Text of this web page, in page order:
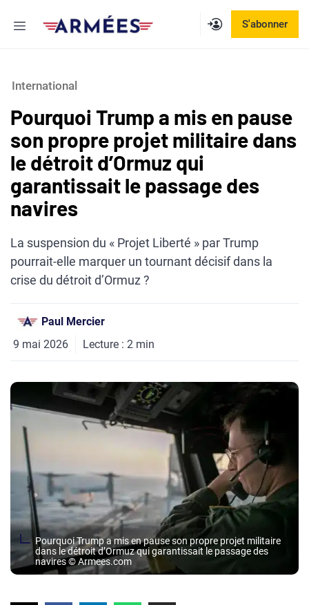
S'abonner
Menu
International
Pourquoi Trump a mis en pause
son propre projet militaire dans
le détroit d’Ormuz qui
garantissait le passage des
navires
La suspension du « Projet Liberté » par Trump
pourrait-elle marquer un tournant décisif dans la
crise du détroit d’Ormuz ?
Paul Mercier
9 mai 2026
Lecture : 2 min
Pourquoi Trump a mis en pause son propre projet militaire
dans le détroit d’Ormuz qui garantissait le passage des
navires © Armees.com